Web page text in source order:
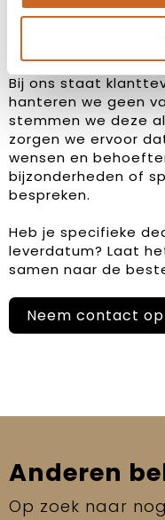
Levertijden
Bij ons staat
hanteren we geen
stemmen we deze
zorgen we ervoor
wensen en
bijzonderheden of
bespreken.
Heb je specifieke
leverdatum? Laat
samen naar de
Neem contact op
Anderen
Op zoek naar